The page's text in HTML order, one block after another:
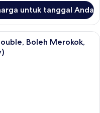
untuk tanggal Anda
katun Mesir, seprai premium,
Boleh Merokok,